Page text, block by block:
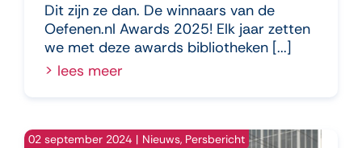
Dit zijn ze dan. De winnaars van de
Oefenen.nl Awards 2025! Elk jaar zetten
we met deze awards bibliotheken [...]
> lees meer
02 september 2024 | Nieuws, Persbericht